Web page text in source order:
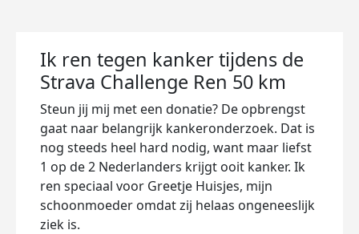
Ik ren tegen kanker tijdens de
Strava Challenge Ren 50 km
Steun jij mij met een donatie? De opbrengst
gaat naar belangrijk kankeronderzoek. Dat is
nog steeds heel hard nodig, want maar liefst
1 op de 2 Nederlanders krijgt ooit kanker. Ik
ren speciaal voor Greetje Huisjes, mijn
schoonmoeder omdat zij helaas ongeneeslijk
ziek is.